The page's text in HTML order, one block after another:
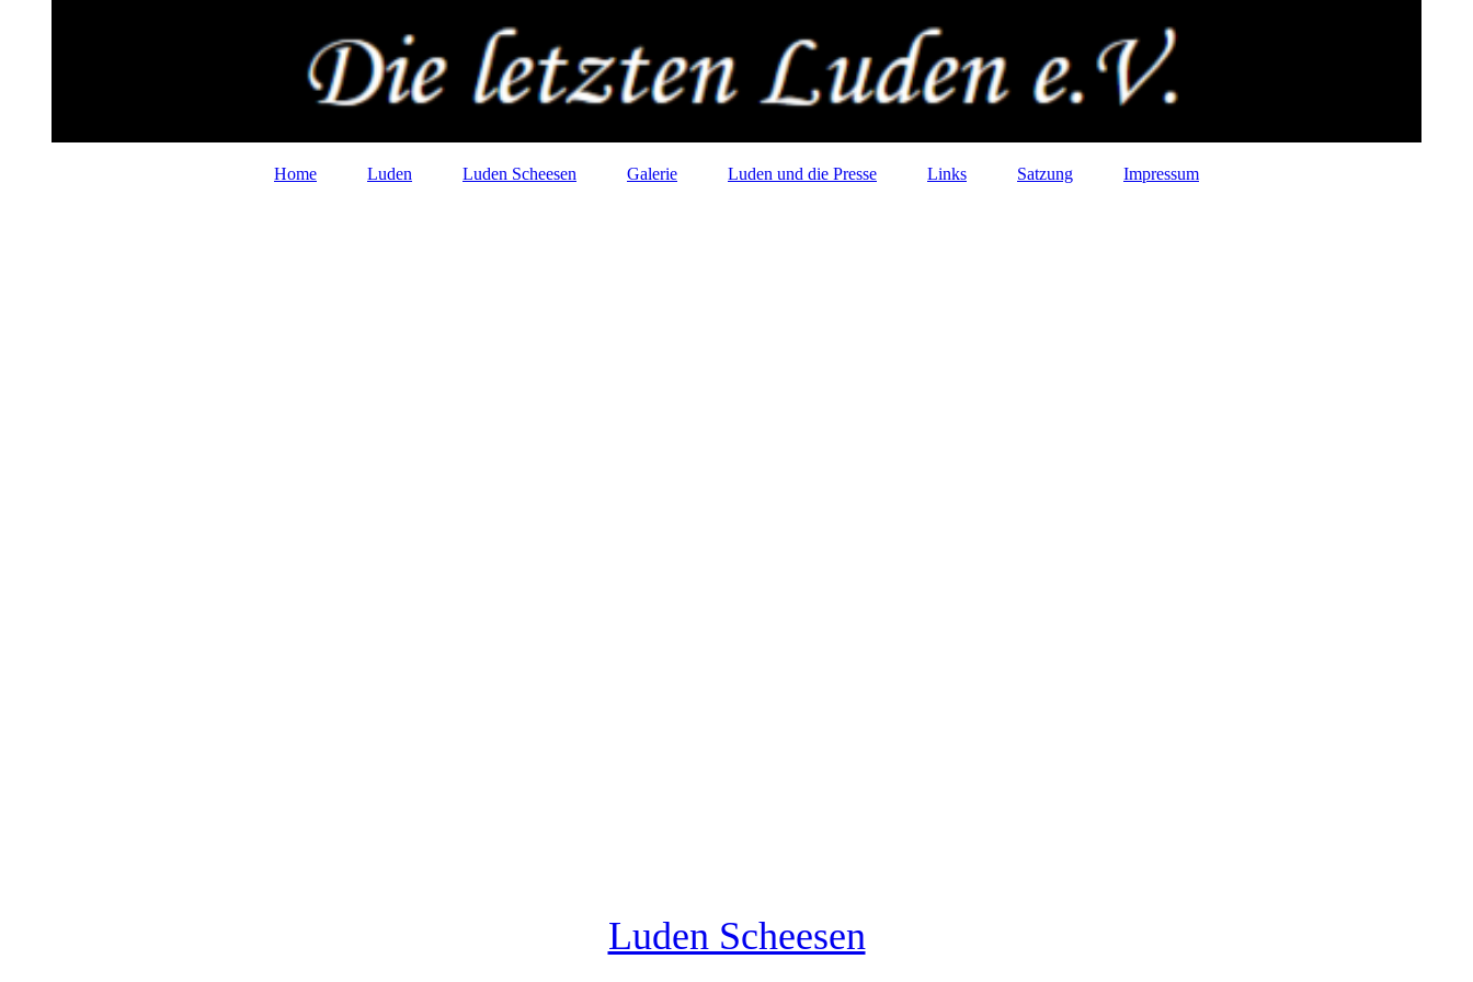
Home Luden Luden Scheesen Galerie Luden und die Presse Links Satzung Impressum
Luden Scheesen